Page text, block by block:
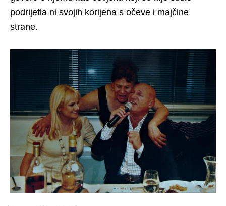
podrijetla ni svojih korijena s očeve i majčine
strane.